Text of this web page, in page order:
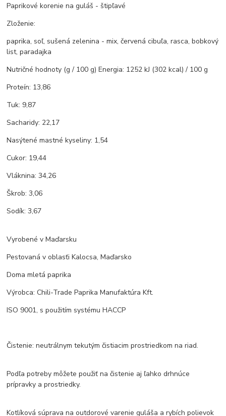
Paprikové korenie na guláš - štipľavé
Zloženie:
paprika, soľ, sušená zelenina - mix, červená cibuľa, rasca, bobkový
list, paradajka
Nutričné hodnoty (g / 100 g) Energia: 1252 kJ (302 kcal) / 100 g
Proteín: 13,86
Tuk: 9,87
Sacharidy: 22,17
Nasýtené mastné kyseliny: 1,54
Cukor: 19,44
Vláknina: 34,26
Škrob: 3,06
Sodík: 3,67
Vyrobené v Maďarsku
Pestovaná v oblasťi Kalocsa, Maďarsko
Doma mletá paprika
Výrobca: Chili-Trade Paprika Manufaktúra Kft.
ISO 9001, s použitím systému HACCP
Čistenie: neutrálnym tekutým čistiacim prostriedkom na riad.
Podľa potreby môžete použiť na čistenie aj ľahko drhnúce
prípravky a prostriedky.
Kotlíková súprava na outdorové varenie guláša a rybích polievok